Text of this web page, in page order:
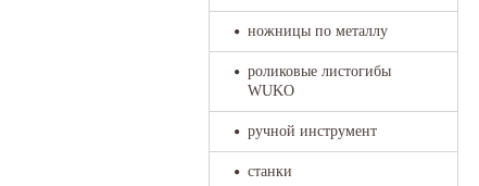
ножницы по металлу
роликовые листогибы
WUKO
ручной инструмент
станки